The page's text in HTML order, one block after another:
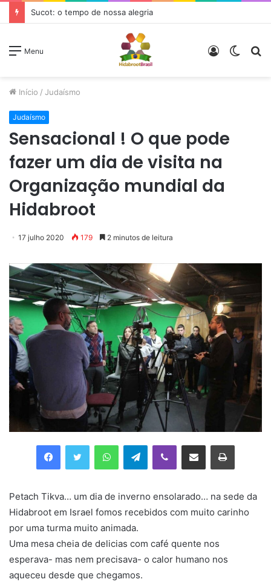
Sucot: o tempo de nossa alegria
Menu
Switch
Entrar
Início / Judaísmo
Judaísmo
Sensacional ! O que pode
fazer um dia de visita na
Organização mundial da
Hidabroot
17 julho 2020 179 2 minutos de leitura
Telegram
Petach Tikva… um dia de inverno ensolarado… na sede da
Hidabroot em Israel fomos recebidos com muito carinho
por uma turma muito animada.
Uma mesa cheia de delicias com café quente nos
esperava- mas nem precisava- o calor humano nos
aqueceu desde que chegamos.